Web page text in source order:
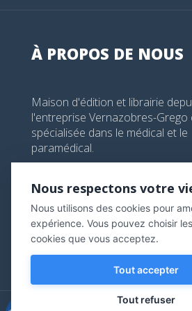
À PROPOS DE NOUS
Maison d'édition et librairie
l'entreprise Vernazobres-Grego
spécialisée dans le médical et le
paramédical.
librairie@vg-editions.com
Nous respectons votre
Nous utilisons des cookies pour
expérience. Vous pouvez choisir
cookies que vous acceptez.
Tout accepter
Tout refuser